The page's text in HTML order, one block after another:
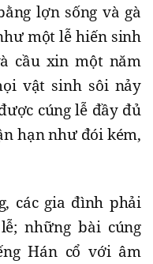
lợn sống và gà
một lễ hiến sinh
cầu xin một năm
vật sinh sôi nảy
cúng lễ đầy đủ
hạn như đói kém,
các gia đình phải
những bài cúng
Hán cổ với âm